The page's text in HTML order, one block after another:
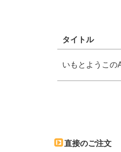
タイトル
いもとようこ
直接のご注文